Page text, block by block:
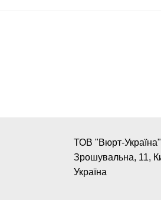
ТОВ "Вюрт-
Зрошувальна, 11,
Україна